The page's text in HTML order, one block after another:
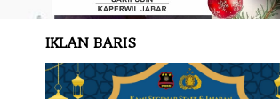
IKLAN BARIS